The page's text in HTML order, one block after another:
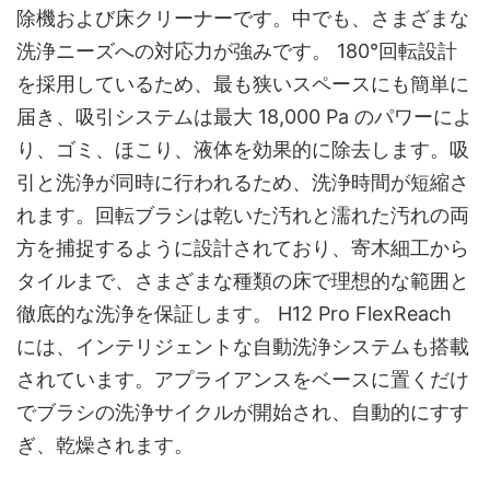
除機および床クリーナーです。中でも、さまざまな
洗浄ニーズへの対応力が強みです。 180°回転設計
を採用しているため、最も狭いスペースにも簡単に
届き、吸引システムは最大 18,000 Pa のパワーによ
り、ゴミ、ほこり、液体を効果的に除去します。吸
引と洗浄が同時に行われるため、洗浄時間が短縮さ
れます。回転ブラシは乾いた汚れと濡れた汚れの両
方を捕捉するように設計されており、寄木細工から
タイルまで、さまざまな種類の床で理想的な範囲と
徹底的な洗浄を保証します。 H12 Pro FlexReach
には、インテリジェントな自動洗浄システムも搭載
されています。アプライアンスをベースに置くだけ
でブラシの洗浄サイクルが開始され、自動的にすす
ぎ、乾燥されます。